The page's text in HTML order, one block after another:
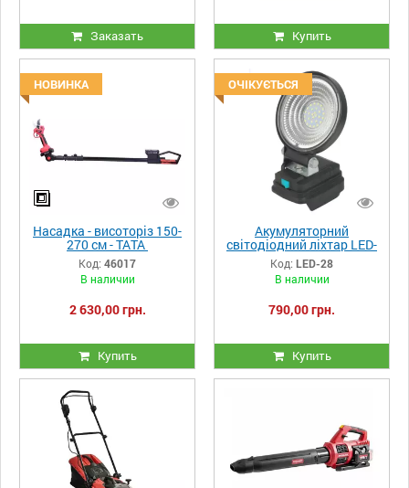
Заказать Купить
НОВИНКА
Насадка - висоторіз 150-
270 см - ТАТА
Код: 46017
В наличии
2 630,00 грн.
Купить
ОЧІКУЄТЬСЯ
Акумуляторний
світодіодний ліхтар LED-
28 з функцією USB
адаптера
Код: LED-28
В наличии
790,00 грн.
Купить